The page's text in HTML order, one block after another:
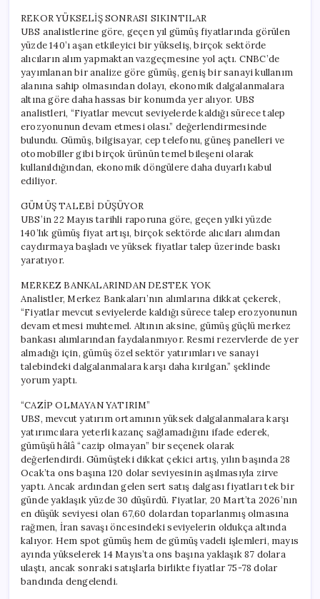
REKOR YÜKSELİŞ SONRASI SIKINTILAR
UBS analistlerine göre, geçen yıl gümüş fiyatlarında görülen
yüzde 140’ı aşan etkileyici bir yükseliş, birçok sektörde
alıcıların alım yapmaktan vazgeçmesine yol açtı. CNBC’de
yayımlanan bir analize göre gümüş, geniş bir sanayi kullanım
alanına sahip olmasından dolayı, ekonomik dalgalanmalara
altına göre daha hassas bir konumda yer alıyor. UBS
analistleri, “Fiyatlar mevcut seviyelerde kaldığı sürece talep
erozyonunun devam etmesi olası.” değerlendirmesinde
bulundu. Gümüş, bilgisayar, cep telefonu, güneş panelleri ve
otomobiller gibi birçok ürünün temel bileşeni olarak
kullanıldığından, ekonomik döngülere daha duyarlı kabul
ediliyor.
GÜMÜŞ TALEBİ DÜŞÜYOR
UBS’in 22 Mayıs tarihli raporuna göre, geçen yılki yüzde
140’lık gümüş fiyat artışı, birçok sektörde alıcıları alımdan
caydırmaya başladı ve yüksek fiyatlar talep üzerinde baskı
yaratıyor.
MERKEZ BANKALARINDAN DESTEK YOK
Analistler, Merkez Bankaları’nın alımlarına dikkat çekerek,
“Fiyatlar mevcut seviyelerde kaldığı sürece talep erozyonunun
devam etmesi muhtemel. Altının aksine, gümüş güçlü merkez
bankası alımlarından faydalanmıyor. Resmi rezervlerde de yer
almadığı için, gümüş özel sektör yatırımları ve sanayi
talebindeki dalgalanmalara karşı daha kırılgan.” şeklinde
yorum yaptı.
“CAZİP OLMAYAN YATIRIM”
UBS, mevcut yatırım ortamının yüksek dalgalanmalara karşı
yatırımcılara yeterli kazanç sağlamadığını ifade ederek,
gümüşü hâlâ “cazip olmayan” bir seçenek olarak
değerlendirdi. Gümüşteki dikkat çekici artış, yılın başında 28
Ocak’ta ons başına 120 dolar seviyesinin aşılmasıyla zirve
yaptı. Ancak ardından gelen sert satış dalgası fiyatları tek bir
günde yaklaşık yüzde 30 düşürdü. Fiyatlar, 20 Mart’ta 2026’nın
en düşük seviyesi olan 67,60 dolardan toparlanmış olmasına
rağmen, İran savaşı öncesindeki seviyelerin oldukça altında
kalıyor. Hem spot gümüş hem de gümüş vadeli işlemleri, mayıs
ayında yükselerek 14 Mayıs’ta ons başına yaklaşık 87 dolara
ulaştı, ancak sonraki satışlarla birlikte fiyatlar 75-78 dolar
bandında dengelendi.